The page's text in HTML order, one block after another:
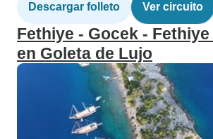
Descargar folleto Ver circuito
Fethiye - Gocek -
en Goleta de Lujo